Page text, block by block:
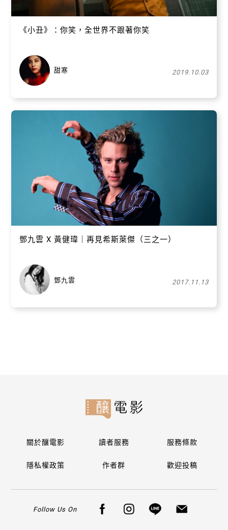
《小丑》：你笑，全世界不跟著你笑
甜寒 2019.10.03
鄧九雲 X 黃健瑋｜再見希斯萊傑（三之一）
鄧九雲 2017.11.13
關於釀電影 讀者服務 服務條款
隱私權政策 作者群 歡迎投稿
Follow Us On